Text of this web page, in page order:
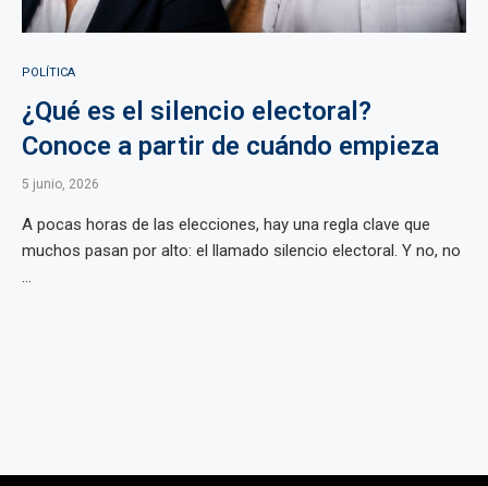
POLÍTICA
¿Qué es el silencio electoral?
Conoce a partir de cuándo empieza
5 junio, 2026
A pocas horas de las elecciones, hay una regla clave que
muchos pasan por alto: el llamado silencio electoral. Y no, no
...